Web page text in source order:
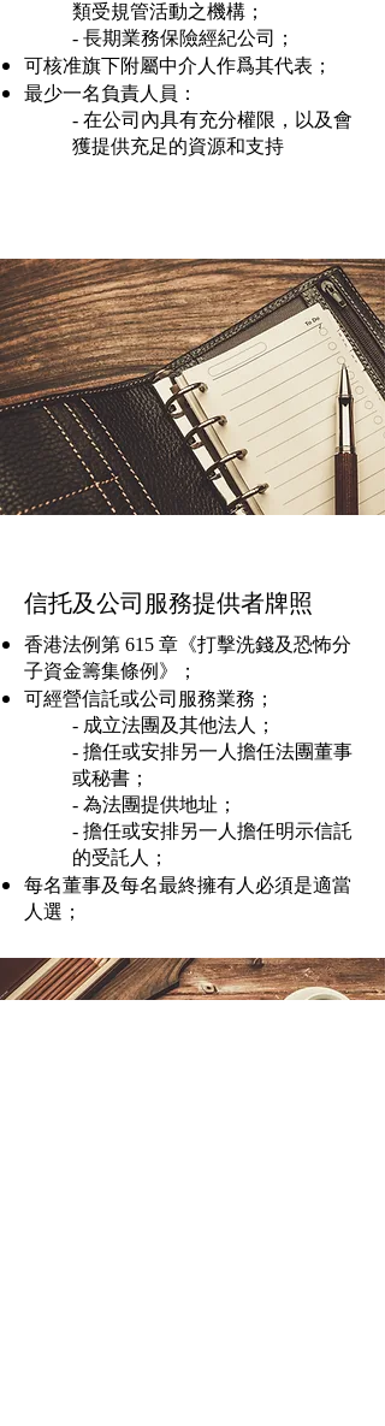
類受規管活動之機構；
- 長期業務保險經紀公司；
可核准旗下附屬中介人作爲其代表；
最少一名負責人員：
- 在公司內具有充分權限，以及會
獲提供充足的資源和支持
信托及公司服務提供者牌照
香港法例第 615 章《打擊洗錢及恐怖分
子資金籌集條例》；
可經營信託或公司服務業務；
- 成立法團及其他法人；
- 擔任或安排另一人擔任法團董事
或秘書；
- 為法團提供地址；
- 擔任或安排另一人擔任明示信託
的受託人；
每名董事及每名最終擁有人必須是適當
人選；